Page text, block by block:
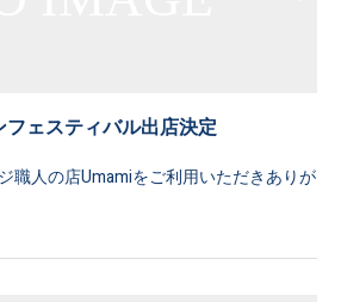
ェスティバル出店決定
職人の店Umamiをご利用いただきありが